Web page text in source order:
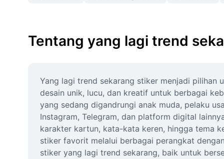
Tentang yang lagi trend
Yang lagi trend sekarang stiker menjadi pilihan
desain unik, lucu, dan kreatif untuk berbagai
yang sedang digandrungi anak muda, pelaku
Instagram, Telegram, dan platform digital
karakter kartun, kata-kata keren, hingga tema
stiker favorit melalui berbagai perangkat
stiker yang lagi trend sekarang, baik untuk